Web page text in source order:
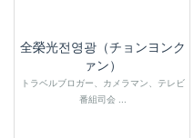
全榮光전영광（チョンヨンク
ァン）
トラベルブロガー、カメラマン、テレビ
番組司会 ...